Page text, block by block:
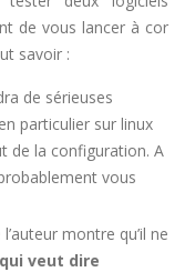
de vous lancer à cor
savoir :
de sérieuses
particulier sur linux
de la configuration. A
vous
montre qu’il ne
veut dire